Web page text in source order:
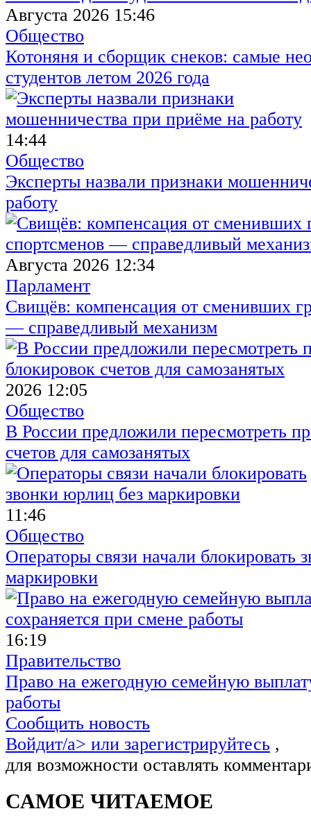
Августа 2026 15:46
Общество
Котоняня и сборщик снеков: самые
студентов летом 2026 года
14:44
Общество
Эксперты назвали признаки
работу
Августа 2026 12:34
Парламент
Свищёв: компенсация от сменивших
— справедливый механизм
2026 12:05
Общество
В России предложили пересмотреть
счетов для самозанятых
11:46
Общество
Операторы связи начали блокировать
маркировки
16:19
Правительство
Право на ежегодную семейную
работы
Сообщить новость
Войдит/a> или зарегистрируйтесь ,
для возможности оставлять
САМОЕ ЧИТАЕМОЕ